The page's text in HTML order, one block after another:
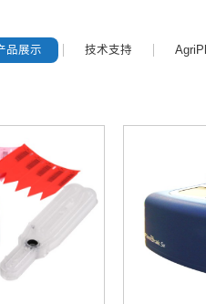
品展示 技术支持